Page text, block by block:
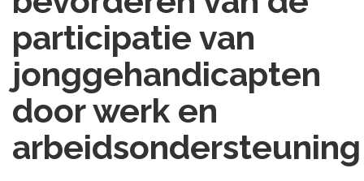
participatie van
jonggehandicapten
door werk en
arbeidsondersteuning